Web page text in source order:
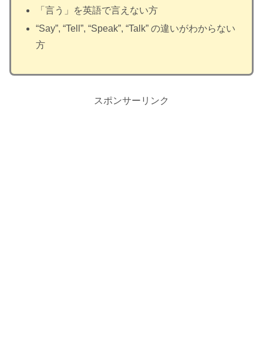
「言う」を英語で言えない方
“Say”, “Tell”, “Speak”, “Talk” の違いがわからない
方
スポンサーリンク